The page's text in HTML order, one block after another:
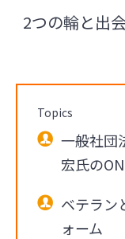
2つの輪と出
Topics
一般社
宏氏の
ベテラン
ォーム